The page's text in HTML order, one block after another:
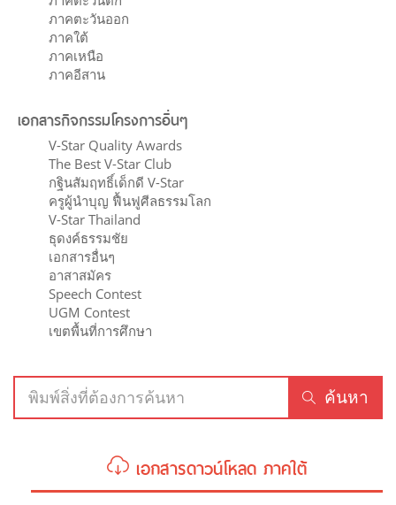
ภาคตะวันออก
ภาคใต้
ภาคเหนือ
ภาคอีสาน
เอกสารกิจกรรมโครงการอื่นๆ
V-Star Quality Awards
The Best V-Star Club
กฐินสัมฤทธิ์เด็กดี V-Star
ครูผู้นำบุญ ฟื้นฟูศีลธรรมโลก
V-Star Thailand
ธุดงค์ธรรมชัย
เอกสารอื่นๆ
อาสาสมัคร
Speech Contest
UGM Contest
เขตพื้นที่การศึกษา
ค้นหา
เอกสารดาวน์โหลด ภาคใต้